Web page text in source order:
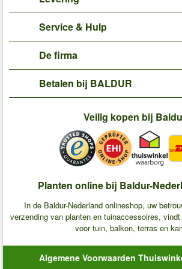
Service & Hulp
De firma
Betalen bij BALDUR
Veilig kopen bij
Planten online bij Baldur-
In de Baldur-Nederland onlineshop, uw
verzending van planten en tuinaccessoires,
voor tuin, balkon, terras en
Algemene Voorwaarden